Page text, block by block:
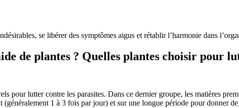
se libérer des symptômes aigus et rétablir l’harmonie dans
de plantes ? Quelles plantes choisir pour
pour lutter contre les parasites. Dans ce dernier groupe, les matières
1 à 3 fois par jour) et sur une longue période pour donner